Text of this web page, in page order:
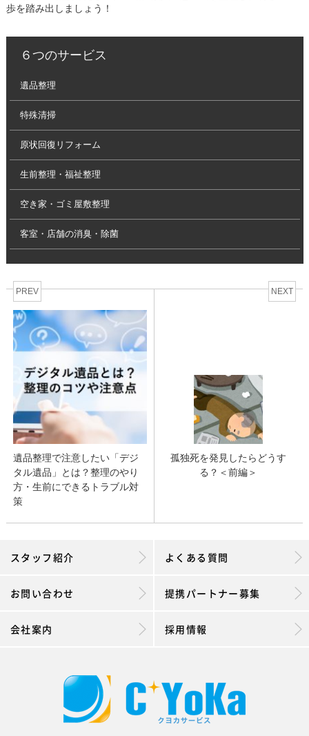
歩を踏み出しましょう！
６つのサービス
遺品整理
特殊清掃
原状回復リフォーム
生前整理・福祉整理
空き家・ゴミ屋敷整理
客室・店舗の消臭・除菌
PREV
遺品整理で注意したい「デジ
タル遺品」とは？整理のやり
方・生前にできるトラブル対
策
NEXT
孤独死を発見したらどうす
る？＜前編＞
スタッフ紹介 よくある質問
お問い合わせ 提携パートナー募集
会社案内 採用情報